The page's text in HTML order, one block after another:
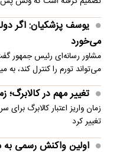
یوسف پزشکیان: اگر
می‌خورد
مشاور رسانه‌ای رئیس جمهور
می‌تواند تورم را کنترل کند، به
تغییر مهم در کالابرگ؛
زمان واریز اعتبار کالابرگ برای
تغییر کرد